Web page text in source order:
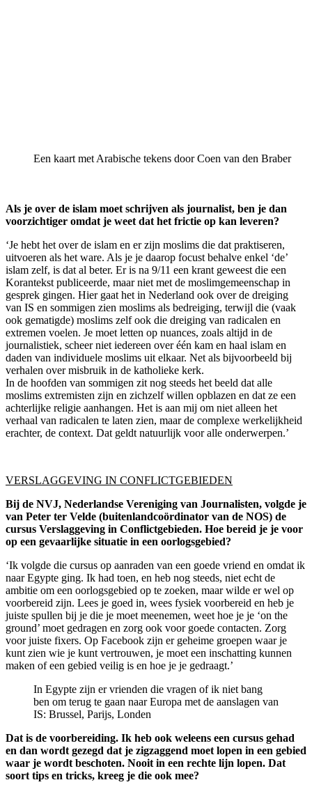
Een kaart met Arabische tekens door Coen van den Braber
Als je over de islam moet schrijven als journalist, ben je dan
voorzichtiger omdat je weet dat het frictie op kan leveren?
‘Je hebt het over de islam en er zijn moslims die dat praktiseren,
uitvoeren als het ware. Als je je daarop focust behalve enkel ‘de’
islam zelf, is dat al beter. Er is na 9/11 een krant geweest die een
Korantekst publiceerde, maar niet met de moslimgemeenschap in
gesprek gingen. Hier gaat het in Nederland ook over de dreiging
van IS en sommigen zien moslims als bedreiging, terwijl die (vaak
ook gematigde) moslims zelf ook die dreiging van radicalen en
extremen voelen. Je moet letten op nuances, zoals altijd in de
journalistiek, scheer niet iedereen over één kam en haal islam en
daden van individuele moslims uit elkaar. Net als bijvoorbeeld bij
verhalen over misbruik in de katholieke kerk.
In de hoofden van sommigen zit nog steeds het beeld dat alle
moslims extremisten zijn en zichzelf willen opblazen en dat ze een
achterlijke religie aanhangen. Het is aan mij om niet alleen het
verhaal van radicalen te laten zien, maar de complexe werkelijkheid
erachter, de context. Dat geldt natuurlijk voor alle onderwerpen.’
VERSLAGGEVING IN CONFLICTGEBIEDEN
Bij de NVJ, Nederlandse Vereniging van Journalisten, volgde je
van Peter ter Velde (buitenlandcoördinator van de NOS) de
cursus Verslaggeving in Conflictgebieden. Hoe bereid je je voor
op een gevaarlijke situatie in een oorlogsgebied?
‘Ik volgde die cursus op aanraden van een goede vriend en omdat ik
naar Egypte ging. Ik had toen, en heb nog steeds, niet echt de
ambitie om een oorlogsgebied op te zoeken, maar wilde er wel op
voorbereid zijn. Lees je goed in, wees fysiek voorbereid en heb je
juiste spullen bij je die je moet meenemen, weet hoe je je ‘on the
ground’ moet gedragen en zorg ook voor goede contacten. Zorg
voor juiste fixers. Op Facebook zijn er geheime groepen waar je
kunt zien wie je kunt vertrouwen, je moet een inschatting kunnen
maken of een gebied veilig is en hoe je je gedraagt.’
In Egypte zijn er vrienden die vragen of ik niet bang
ben om terug te gaan naar Europa met de aanslagen van
IS: Brussel, Parijs, Londen
Dat is de voorbereiding. Ik heb ook weleens een cursus gehad
en dan wordt gezegd dat je zigzaggend moet lopen in een gebied
waar je wordt beschoten. Nooit in een rechte lijn lopen. Dat
soort tips en tricks, kreeg je die ook mee?